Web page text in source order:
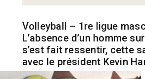
Volleyball – 1re ligue
L’absence d’un homme
s’est fait ressentir, cette
avec le président Kevin